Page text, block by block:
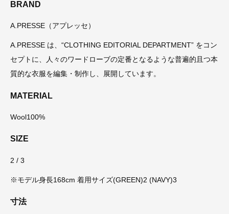
BRAND
A.PRESSE（アプレッセ）
A.PRESSE は、“CLOTHING EDITORIAL DEPARTMENT” をコン
セプトに、人々のワードローブの定番となるような普遍的且つ本
質的な衣服を編集・制作し、展開しています。
MATERIAL
Wool100%
SIZE
2 / 3
※モデル身長168cm 着用サイズ(GREEN)2 (NAVY)3
寸法